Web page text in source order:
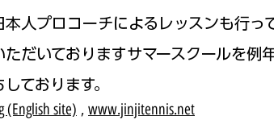
人プロコーチによるレッスンも行っ
だいておりますサマースクールを例
ております。
site) , www.jinjitennis.net